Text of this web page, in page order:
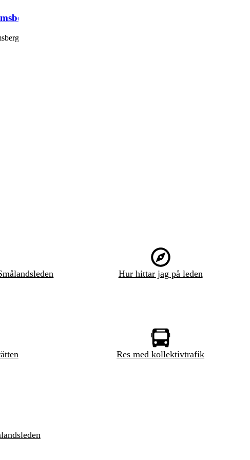
- Gula leden
naturreservat ligger i en sluttning som bjuder på vacker och
Hur hittar jag på leden
Res med kollektivtrafik